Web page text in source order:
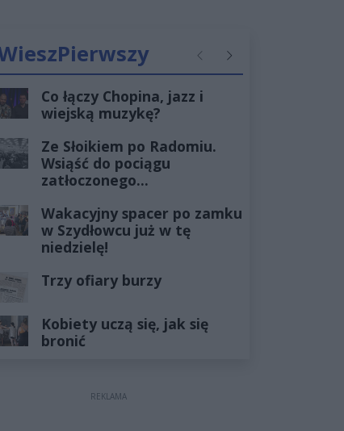
PoprzednieNastępne
Co łączy Chopina, jazz i
wiejską muzykę?
Ze Słoikiem po Radomiu.
Wsiąść do pociągu
zatłoczonego...
Wakacyjny spacer po zamku
w Szydłowcu już w tę
niedzielę!
Trzy ofiary burzy
Kobiety uczą się, jak się
bronić
REKLAMA